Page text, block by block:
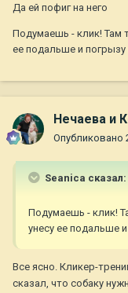
Да ей пофиг на него
Подумаешь - клик! Там
ее подальше и погрызу
Нечаева и
Опубликовано
Seanica сказал:
Подумаешь - клик!
унесу ее подальше
Все ясно. Кликер-
сказал, что собаку